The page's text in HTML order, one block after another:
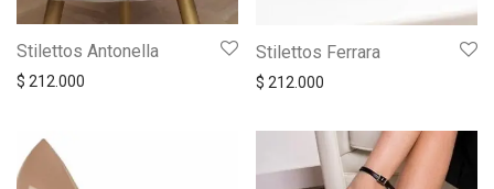
Stilettos Antonella
$ 212.000
Stilettos Ferrara
$ 212.000